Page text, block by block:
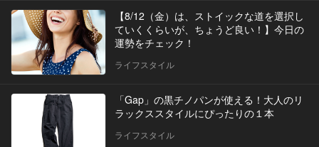
【8/12（金）は、ストイックな道を選択し
ていくくらいが、ちょうど良い！】今日の
運勢をチェック！
ライフスタイル
「Gap」の黒チノパンが使える！大人のリ
ラックススタイルにぴったりの１本
ライフスタイル